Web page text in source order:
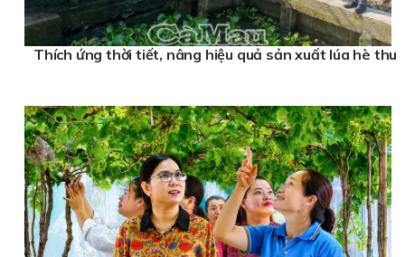
Thích ứng thời tiết, nâng hiệu quả sản xuất lúa hè thu